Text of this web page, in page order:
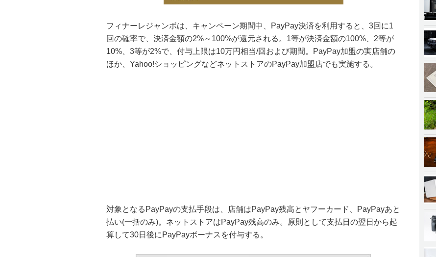
フィナーレジャンボは、キャンペーン期間中、PayPay決済を利用すると、3回に1
回の確率で、決済金額の2%～100%が還元される。1等が決済金額の100%、2等が
10%、3等が2%で、付与上限は10万円相当/回および期間。PayPay加盟の実店舗の
ほか、Yahoo!ショッピングなどネットストアのPayPay加盟店でも実施する。
対象となるPayPayの支払手段は、店舗はPayPay残高とヤフーカード、PayPayあと
払い(一括のみ)。ネットストアはPayPay残高のみ。原則として支払日の翌日から起
算して30日後にPayPayボーナスを付与する。